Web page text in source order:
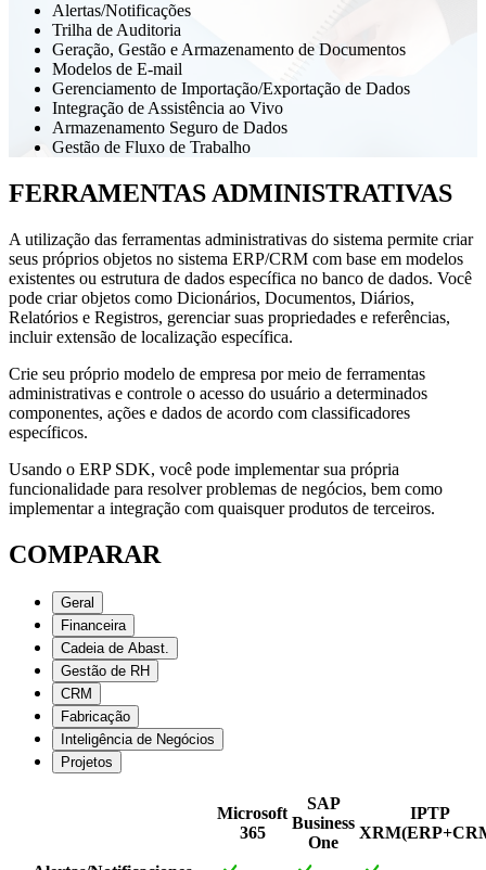
Alertas/Notificações
Trilha de Auditoria
Geração, Gestão e Armazenamento de Documentos
Modelos de E-mail
Gerenciamento de Importação/Exportação de Dados
Integração de Assistência ao Vivo
Armazenamento Seguro de Dados
Gestão de Fluxo de Trabalho
FERRAMENTAS ADMINISTRATIVAS
A utilização das ferramentas administrativas do sistema permite criar
seus próprios objetos no sistema ERP/CRM com base em modelos
existentes ou estrutura de dados específica no banco de dados. Você
pode criar objetos como Dicionários, Documentos, Diários,
Relatórios e Registros, gerenciar suas propriedades e referências,
incluir extensão de localização específica.
Crie seu próprio modelo de empresa por meio de ferramentas
administrativas e controle o acesso do usuário a determinados
componentes, ações e dados de acordo com classificadores
específicos.
Usando o ERP SDK, você pode implementar sua própria
funcionalidade para resolver problemas de negócios, bem como
implementar a integração com quaisquer produtos de terceiros.
COMPARAR
Geral
Financeira
Cadeia de Abast.
Gestão de RH
CRM
Fabricação
Inteligência de Negócios
Projetos
Microsoft
365
SAP
Business
One
IPTP